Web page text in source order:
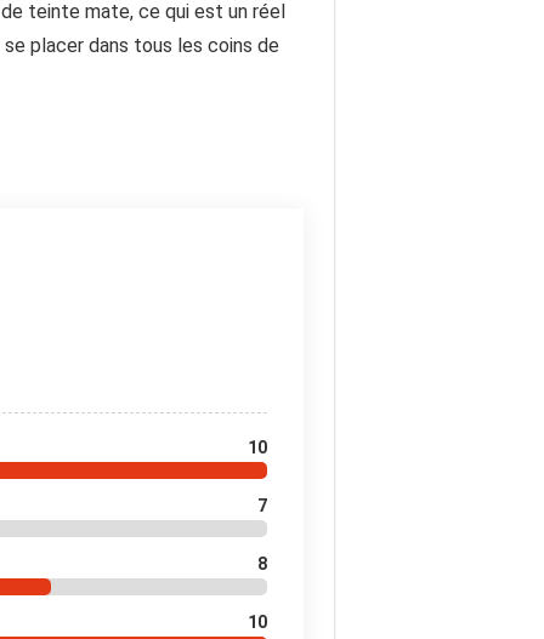
teinte mate, ce qui est un réel
placer dans tous les coins de
10
7
8
10